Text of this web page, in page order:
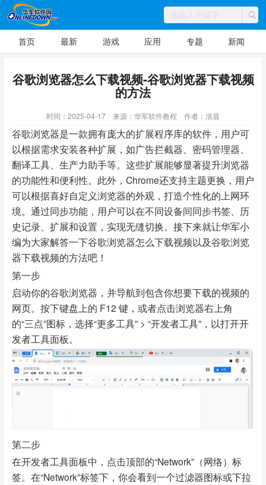
首页 最新 游戏 应用 专题 新闻
谷歌浏览器怎么下载视频-谷歌浏览器下载视频
的方法
时间：2025-04-17 来源：华军软件教程 作者：清晨
谷歌浏览器是一款拥有庞大的扩展程序库的软件，用户可
以根据需求安装各种扩展，如广告拦截器、密码管理器、
翻译工具、生产力助手等。这些扩展能够显著提升浏览器
的功能性和便利性。此外，Chrome还支持主题更换，用户
可以根据喜好自定义浏览器的外观，打造个性化的上网环
境。通过同步功能，用户可以在不同设备间同步书签、历
史记录、扩展和设置，实现无缝切换。接下来就让华军小
编为大家解答一下谷歌浏览器怎么下载视频以及谷歌浏览
器下载视频的方法吧！
第一步
启动你的谷歌浏览器，并导航到包含你想要下载的视频的
网页。按下键盘上的 F12 键，或者点击浏览器右上角
的“三点”图标，选择“更多工具” > “开发者工具”，以打开开
发者工具面板。
第二步
在开发者工具面板中，点击顶部的“Network”（网络）标
签。在“Network”标签下，你会看到一个过滤器图标或下拉